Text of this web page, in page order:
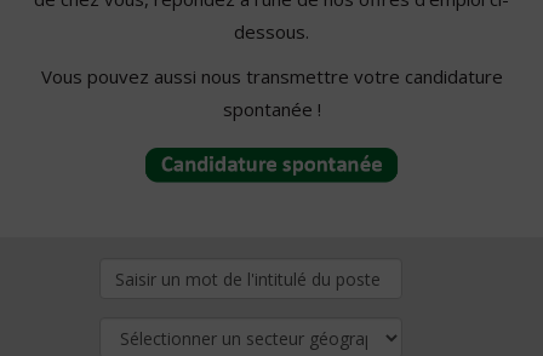
dessous.
Vous pouvez aussi nous transmettre votre candidature
spontanée !